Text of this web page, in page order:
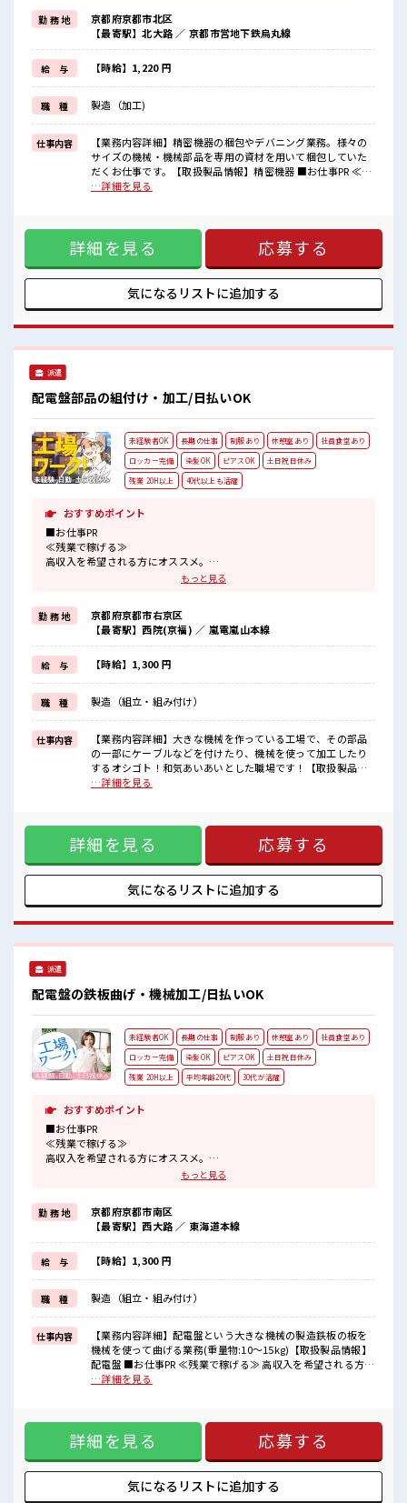
≪週休2日制≫
週末は家族や友人と一緒にプライベート満喫！
≪モチベーションもUP≫
派手過ぎなければ髪型や髪色自由♪
(規定有)≪動きやすい制服アリ≫
制服があるので、
毎日の服装の悩み解消♪
≪未経験の方も大カンゲイ≫
新しいことにチャレンジするのは不安だけど、
しっかり働く環境が整っています！
イチからスキルUP・ステップUP目指していきましょう！
■職場の雰囲気
明るすぎたり奇抜過ぎなければヘアカラーOK！
休憩室で楽しくおしゃべり！
ストレス解消☆
勤 務 地
京都府京都市北区
【最寄駅】北大路 ／ 京都市営地下鉄烏丸線
給 与 【時給】1,220 円
職 種 製造（加工)
仕事内容
【業務内容詳細】精密機器の梱包やデバニング業務。様々の
サイズの機械・機械部品を専用の資材を用いて梱包していた
だくお仕事です。【取扱製品情報】精密機器 ■お仕事PR ≪残
業基本なし≫ 自分の時間をしっかり確保できる、 残業基本ナ
満喫！ ≪モチベーションもUP≫ 派手過ぎなければ髪型や髪色
自由♪ (規定有)≪動きやすい制服アリ≫ 制服があるので、 毎
日の服装の悩み解消♪ ≪未経験の方も大カンゲイ≫ 新しいこ
とにチャレンジするのは不安だけど、 しっかり働く環境が整
っています！ イチからスキルUP・ステップUP目指していき
ましょう！ ■職場の雰囲気 少人数の職場でこじんまり。 職場
ければヘアカラーOK！ 休憩室で楽しくおしゃべり！ ストレ
ス解消☆
…詳細を見る
詳細を見る 応募する
気になるリストに追加する
派遣
配電盤部品の組付け・加工/日払いOK
未経験者OK 長期の仕事 制服あり 休憩室あり
社員食堂あり
ロッカー完備
染髪OK ピアスOK
土日祝日休み
残業 20H以上
40代以上も活躍
おすすめポイント
■お仕事PR
≪残業で稼げる≫
高収入を希望される方にオススメ。
残業は月20時間以上あります♪
週末は家族や友人と一緒にプライベート満喫！
≪モチベーションもUP≫
派手過ぎなければ髪型や髪色自由♪
(規定有)制服があると毎日の服選びに悩まずOK♪
≪未経験の方も大カンゲイ≫
新しいことにチャレンジするのは不安だけど、
しっかり働く環境が整っています！
イチからスキルUP・ステップUP目指していきましょう！
■職場の雰囲気
派手すぎなければ多少のヘアカラーもOKなのはウレシイPoint☆
休憩室で自分タイム！
のんびりスマホチェック♪
もっと見る
勤 務 地
京都府京都市右京区
【最寄駅】西院(京福) ／ 嵐電嵐山本線
給 与 【時給】1,300 円
職 種 製造（組立・組み付け）
仕事内容
【業務内容詳細】大きな機械を作っている工場で、その部品
の一部にケーブルなどを付けたり、機械を使って加工したり
するオシゴト！和気あいあいとした職場です！【取扱製品情
報】配電盤 ■お仕事PR ≪残業で稼げる≫ 高収入を希望される
ションもUP≫ 派手過ぎなければ髪型や髪色自由♪ (規定有)制
服があると毎日の服選びに悩まずOK♪ ≪未経験の方も大カン
ゲイ≫ 新しいことにチャレンジするのは不安だけど、 しっか
り働く環境が整っています！ イチからスキルUP・ステップ
UP目指していきましょう！ ■職場の雰囲気 派手すぎなければ
多少のヘアカラーもOKなのはウレシイPoint☆ 休憩室で自分
ぴったり☆ ロッカー付き職場♪
…詳細を見る
詳細を見る 応募する
気になるリストに追加する
派遣
配電盤の鉄板曲げ・機械加工/日払いOK
未経験者OK 長期の仕事 制服あり 休憩室あり
社員食堂あり
ロッカー完備
染髪OK ピアスOK
土日祝日休み
残業 20H以上
平均年齢20代 30代が活躍
おすすめポイント
■お仕事PR
≪残業で稼げる≫
高収入を希望される方にオススメ。
残業は月20時間以上あります♪
週末は家族や友人と一緒にプライベート満喫！
≪モチベーションもUP≫
派手過ぎなければ髪型や髪色自由♪
(規定有)≪機能的な制服アリ≫
制服があるので、
毎日の服装の悩み解消♪
≪未経験でも活躍できる≫
新しいことにチャレンジするのは不安だけど、
しっかり働く環境が整っています！
イチからスキルUP・ステップUP目指していきましょう！
■職場の雰囲気
髪型にこだわりのあるアナタは必見！
休憩室で楽しくおしゃべり！
ストレス解消☆
残業がしっかりあるお仕事！
もっと見る
勤 務 地
京都府京都市南区
【最寄駅】西大路 ／ 東海道本線
給 与 【時給】1,300 円
職 種 製造（組立・組み付け）
仕事内容
【業務内容詳細】配電盤という大きな機械の製造鉄板の板を
機械を使って曲げる業務(重量物:10～15kg)【取扱製品情報】
配電盤 ■お仕事PR ≪残業で稼げる≫ 高収入を希望される方に
オススメ。 残業は月20時間以上あります♪ ≪完全週休二日制
機能的な制服アリ≫ 制服があるので、 毎日の服装の悩み解消
♪ ≪未経験でも活躍できる≫ 新しいことにチャレンジするの
は不安だけど、 しっかり働く環境が整っています！ イチから
スキルUP・ステップUP目指していきましょう！ ■職場の雰
囲気 髪型にこだわりのあるアナタは必見！ 髪型自由な職場！
20代活躍中のフレッシュな職場です☆ 休憩室で楽しくおしゃ
…詳細を見る
詳細を見る 応募する
気になるリストに追加する